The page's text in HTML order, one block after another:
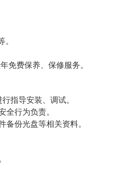
。
免费保养、保修服务。
行指导安装、调试。
全行为负责。
备份光盘等相关资料。